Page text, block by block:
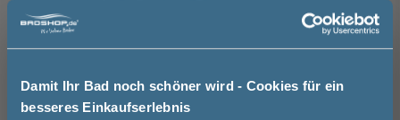
Damit Ihr Bad noch schöner wird - Cookies für ein
besseres Einkaufserlebnis
Raumschaltung nicht erforderlich
Brauchen Sie Hilfe bei der Konfiguration?
03606 / 50 77 70